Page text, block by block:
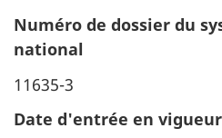
Numéro de dossier du
national
11635-3
Date d'entrée en vigueur